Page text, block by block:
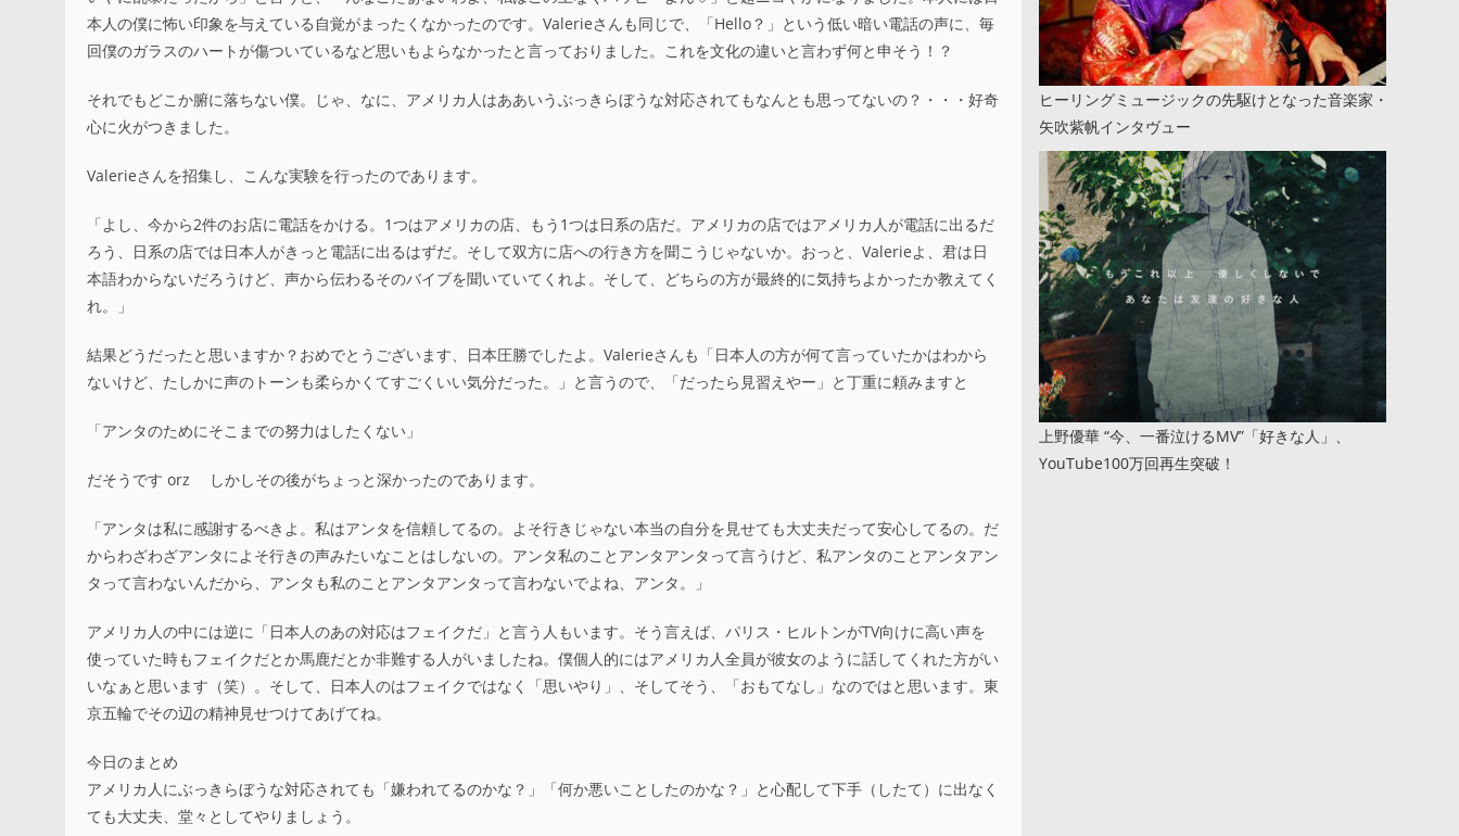
本人の僕に怖い印象を与えている自覚がまったくなかったのです。Valerieさんも同じで、「Hello？」という低い暗い電話の声に、毎
回僕のガラスのハートが傷ついているなど思いもよらなかったと言っておりました。これを文化の違いと言わず何と申そう！？
それでもどこか腑に落ちない僕。じゃ、なに、アメリカ人はああいうぶっきらぼうな対応されてもなんとも思ってないの？・・・好奇
心に火がつきました。
Valerieさんを招集し、こんな実験を行ったのであります。
「よし、今から2件のお店に電話をかける。1つはアメリカの店、もう1つは日系の店だ。アメリカの店ではアメリカ人が電話に出るだ
ろう、日系の店では日本人がきっと電話に出るはずだ。そして双方に店への行き方を聞こうじゃないか。おっと、Valerieよ、君は日
本語わからないだろうけど、声から伝わるそのバイブを聞いていてくれよ。そして、どちらの方が最終的に気持ちよかったか教えてく
れ。」
結果どうだったと思いますか？おめでとうございます、日本圧勝でしたよ。Valerieさんも「日本人の方が何て言っていたかはわから
ないけど、たしかに声のトーンも柔らかくてすごくいい気分だった。」と言うので、「だったら見習えやー」と丁重に頼みますと
「アンタのためにそこまでの努力はしたくない」
だそうです orz しかしその後がちょっと深かったのであります。
「アンタは私に感謝するべきよ。私はアンタを信頼してるの。よそ行きじゃない本当の自分を見せても大丈夫だって安心してるの。だ
からわざわざアンタによそ行きの声みたいなことはしないの。アンタ私のことアンタアンタって言うけど、私アンタのことアンタアン
タって言わないんだから、アンタも私のことアンタアンタって言わないでよね、アンタ。」
アメリカ人の中には逆に「日本人のあの対応はフェイクだ」と言う人もいます。そう言えば、パリス・ヒルトンがTV向けに高い声を
使っていた時もフェイクだとか馬鹿だとか非難する人がいましたね。僕個人的にはアメリカ人全員が彼女のように話してくれた方がい
いなぁと思います（笑）。そして、日本人のはフェイクではなく「思いやり」、そしてそう、「おもてなし」なのではと思います。東
京五輪でその辺の精神見せつけてあげてね。
今日のまとめ
アメリカ人にぶっきらぼうな対応されても「嫌われてるのかな？」「何か悪いことしたのかな？」と心配して下手（したて）に出なく
ても大丈夫、堂々としてやりましょう。
ヒーリングミュージックの先駆けとなった音楽家・
矢吹紫帆インタヴュー
上野優華 “今、一番泣けるMV”「好きな人」、
YouTube100万回再生突破！